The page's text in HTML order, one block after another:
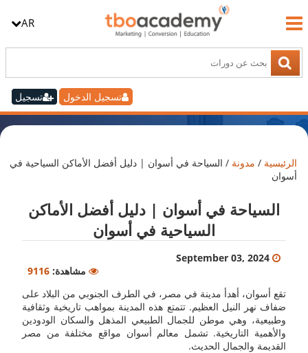
تسجيل الدخول تسجيل
AR
الرئيسية / مدونة / السياحة في أسوان | دليل أفضل الأماكن السياحية في
أسوان
السياحة في أسوان | دليل أفضل الأماكن
السياحية في أسوان
مشاهدة: 9116
تقع أسوان، أهدأ مدينة في مصر، في الطرف الجنوبي من البلاد على
ضفاف نهر النيل العظيم. تتمتع هذه المدينة بمواهب تاريخية وثقافية
وطبيعية، وهي موطن للجمال الطبيعي المذهل والسكان الودودين
والأهمية التاريخية. تشمل معالم أسوان مواقع مختلفة من مصر
القديمة والجمال الحديث.